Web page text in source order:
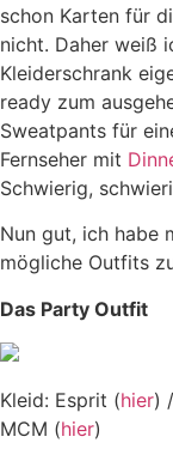
schon Karten für
nicht. Daher weiß
Kleiderschrank
ready zum
Sweatpants für
Fernseher mit
Schwierig,
Nun gut, ich habe
mögliche Outfits
Das Party Outfit
Kleid: Esprit (hier)
MCM (hier)